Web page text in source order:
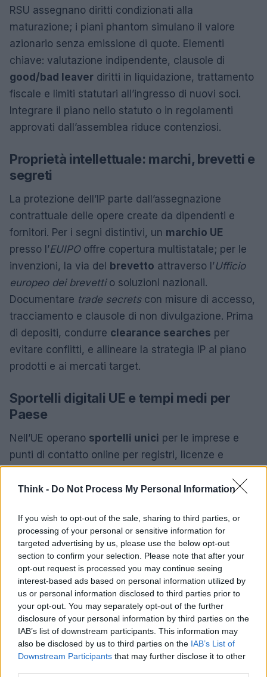
Think - Do Not Process My Personal Information
If you wish to opt-out of the sale, sharing to third parties, or
processing of your personal or sensitive information for
targeted advertising by us, please use the below opt-out
section to confirm your selection. Please note that after your
opt-out request is processed you may continue seeing
interest-based ads based on personal information utilized by
us or personal information disclosed to third parties prior to
your opt-out. You may separately opt-out of the further
disclosure of your personal information by third parties on the
IAB’s list of downstream participants. This information may
also be disclosed by us to third parties on the IAB’s List of
Downstream Participants that may further disclose it to other
RSU assegnano diritti condizionati alla
maturazione; i piani phantom simulano il valore
azionario senza emissione di quote. Elementi
chiave: valutazione indipendente, clausole di
good/bad leaver diritti in liquidazione, trattamento
fiscale e limiti statutari all’ingresso di nuovi soci.
Integrare il piano nello statuto o in regolamenti
approvati dall’assemblea riduce contenziosi.
Proprietà intellettuale: marchi, brevetti e
segreti
La protezione dell’IP parte dall’assegnazione
contrattuale delle opere create da dipendenti e
fornitori. Per i segni distintivi, un marchio UE
presso l’EUIPOoffre copertura multistatale; per le
invenzioni, la via del
brevetto attraverso l’Ufficio
europeo dei brevettio soluzioni nazionali.
Documentare trade secretscon misure di accesso,
tracciamento e clausole di non divulgazione. Prima
di depositi, condurre clearance searches per
evitare conflitti, e allineare la strategia IP al piano
prodotti e ai mercati target.
Sportelli digitali UE e tempi medi per
Paese
Nell’UE operano sportelli unici per le imprese e
punti di contatto online per registri, licenze e
elettroniche qualificate e identità digitali per
notarizzazione, controllo antiriciclaggio e carichi
d’ufficio. Le stime seguenti sonoindicative e
possono differire per forma societaria e
completezza della pratica.
Estonia portale eID; tempi medi 1–3 giorni.
Danimarcasportello imprese online; 1–2 giorni.
Paesi BassiKVK con appuntamento digitale; 1–7
giorni.
Irlandaregistro online; 2–5 giorni.